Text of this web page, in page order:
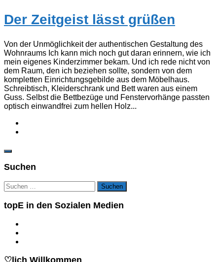
Der Zeitgeist lässt grüßen
Von der Unmöglichkeit der authentischen Gestaltung des
Wohnraums Ich kann mich noch gut daran erinnern, wie ich
mein eigenes Kinderzimmer bekam. Und ich rede nicht von
dem Raum, den ich beziehen sollte, sondern von dem
kompletten Einrichtungsgebilde aus dem Möbelhaus.
Schreibtisch, Kleiderschrank und Bett waren aus einem
Guss. Selbst die Bettbezüge und Fenstervorhänge passten
optisch einwandfrei zum hellen Holz...
Suchen
Suchen
nach:
topE in den Sozialen Medien